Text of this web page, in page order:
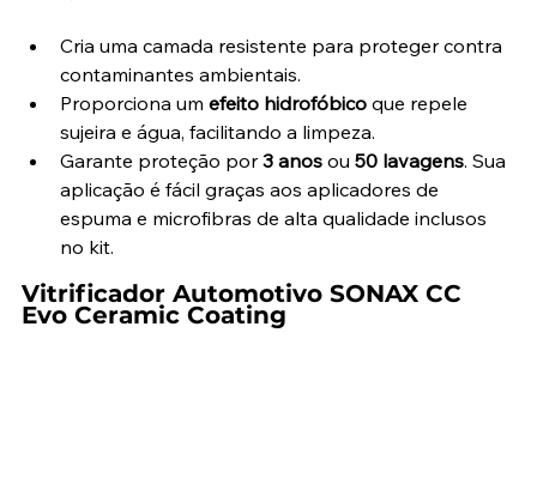
Cria uma camada resistente para proteger contra
contaminantes ambientais.
Proporciona um efeito hidrofóbico que repele
sujeira e água, facilitando a limpeza.
Garante proteção por 3 anos ou 50 lavagens. Sua
aplicação é fácil graças aos aplicadores de
espuma e microfibras de alta qualidade inclusos
no kit.
Vitrificador Automotivo SONAX CC
Evo Ceramic Coating